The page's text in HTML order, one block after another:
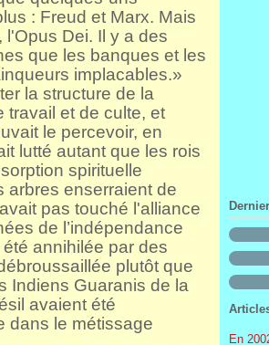
: Freud et Marx. Mais
l'Opus Dei. Il y a des
que les banques et les
implacables.»
la structure de la
travail et de culte, et
le percevoir, en
lutté autant que les rois
spirituelle
arbres enserraient de
pas touché l'alliance
de l’indépendance
annihilée par des
plutôt que
Indiens Guaranis de la
avaient été
dans le métissage
En